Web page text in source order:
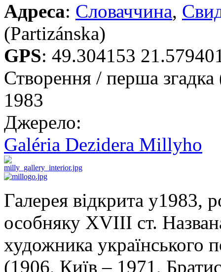
Адреса: Словаччина,
(Partizánska)
GPS: 49.304153
Створення / перша
1983
Джерело:
Galéria Dezidera Millyho
Галерея відкрита у1983,
особняку XVIII ст.
художника українського
(1906, Київ – 1971,